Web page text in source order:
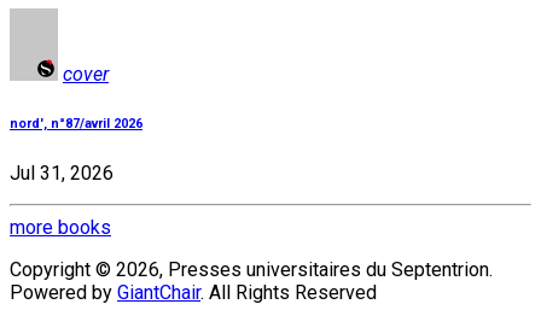
cover
nord', n°87/avril 2026
Jul 31, 2026
more books
Copyright © 2026, Presses universitaires du Septentrion.
Powered by GiantChair. All Rights Reserved